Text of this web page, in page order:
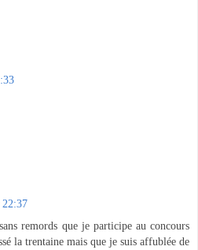
22:37
remords que je participe au concours
la trentaine mais que je suis affublée de